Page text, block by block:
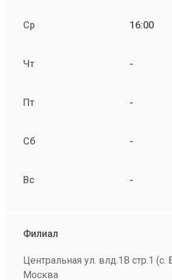
Ср 16:00
Чт -
Пт -
Сб -
Вс -
Филиал
Центральная ул. влд.1В стр.1 (с.
Москва